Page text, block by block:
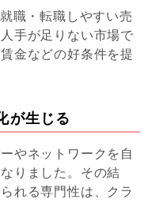
職・転職しやすい売
手が足りない市場で
金などの好条件を提
が生じる
やネットワークを自
りました。その結
れる専門性は、クラ